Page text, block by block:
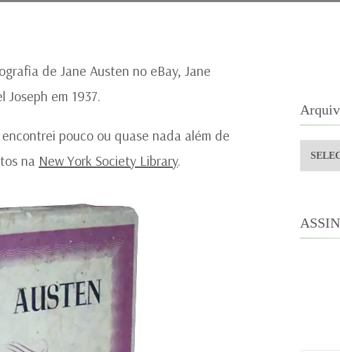
de Jane Austen no eBay, Jane
em 1937.
pouco ou quase nada além de
na New York Society Library.